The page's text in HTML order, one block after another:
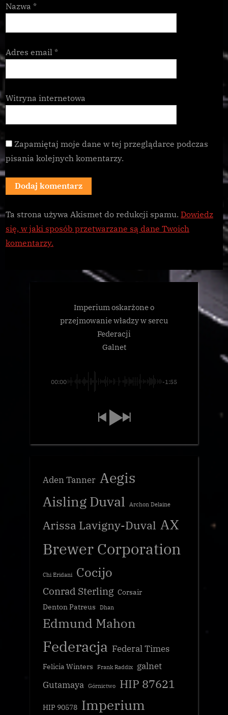
Nazwa *
Adres email *
Witryna internetowa
Zapamiętaj moje dane w tej przeglądarce podczas
pisania kolejnych komentarzy.
Ta strona używa Akismet do redukcji spamu. Dowiedz
się, w jaki sposób przetwarzane są dane Twoich
komentarzy.
Imperium oskarżone o
przejmowanie władzy w sercu
Federacji
Galnet
00:00 -1:55
Aden Tanner Aegis
Aisling Duval Archon Delaine
Arissa Lavigny-Duval AX
Brewer Corporation
Chi Eridani Cocijo
Conrad Sterling Corsair
Denton Patreus
Dhan
Edmund Mahon
Federacja Federal Times
Felicia Winters Frank Raddix
galnet
Gutamaya Górnictwo HIP 87621
HIP 90578 Imperium